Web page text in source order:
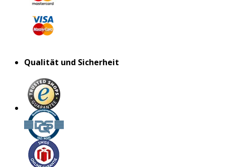
Qualität und Sicherheit